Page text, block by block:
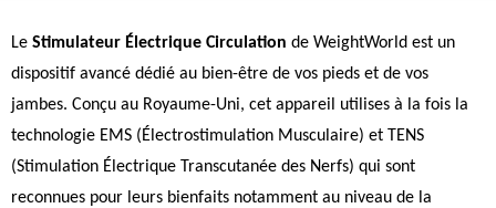
Le Stimulateur Électrique Circulation de WeightWorld est un
dispositif avancé dédié au bien-être de vos pieds et de vos
jambes. Conçu au Royaume-Uni, cet appareil utilises à la fois la
technologie EMS (Électrostimulation Musculaire) et TENS
(Stimulation Électrique Transcutanée des Nerfs) qui sont
reconnues pour leurs bienfaits notamment au niveau de la